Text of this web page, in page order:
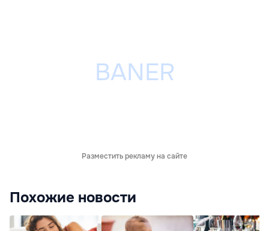
Разместить рекламу на сайте
Похожие новости